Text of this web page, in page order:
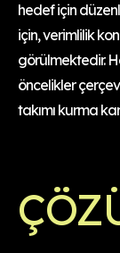
hedef için
için, verimlilik
görülmektedir.
öncelikler
takımı kurma